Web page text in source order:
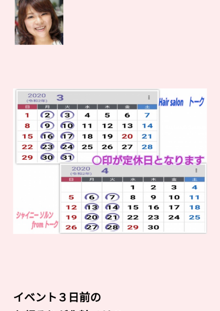
イベント３日前の